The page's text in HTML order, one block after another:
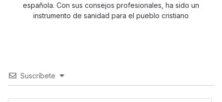
española. Con sus consejos profesionales, ha sido un
instrumento de sanidad para el pueblo cristiano
Suscríbete